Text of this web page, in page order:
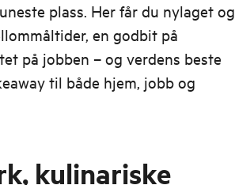
plass. Her får du nylaget og
en godbit på
på jobben – og verdens beste
til både hjem, jobb og
kulinariske